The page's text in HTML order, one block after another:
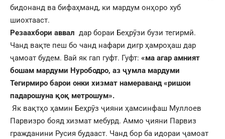
бидонанд ва бифаҳманд, ки мардум онҳоро хуб
шиохтааст.
Резаахбори аввал дар бораи Беҳрӯзи бузи тегирмӣ.
Чанд вақте пеш бо чанд нафари дигр ҳамроҳаш дар
ҷамоат будем. Вай як гап гуфт. Гуфт: «ма агар амният
бошам мардуми Нурободро, аз ҷумла мардуми
Тегирмиро барои онки хизмат намераванд «ришои
падарошуна қоқ метрошум».
Як вақтҳо ҳамин Беҳрӯз ҷияни ҳамсинфаш Муллоев
Парвизро бояд хизмат мебурд. Аммо ҷияни Парвиз
гражданини Русия будааст. Чанд бор ба идораи ҷамоат